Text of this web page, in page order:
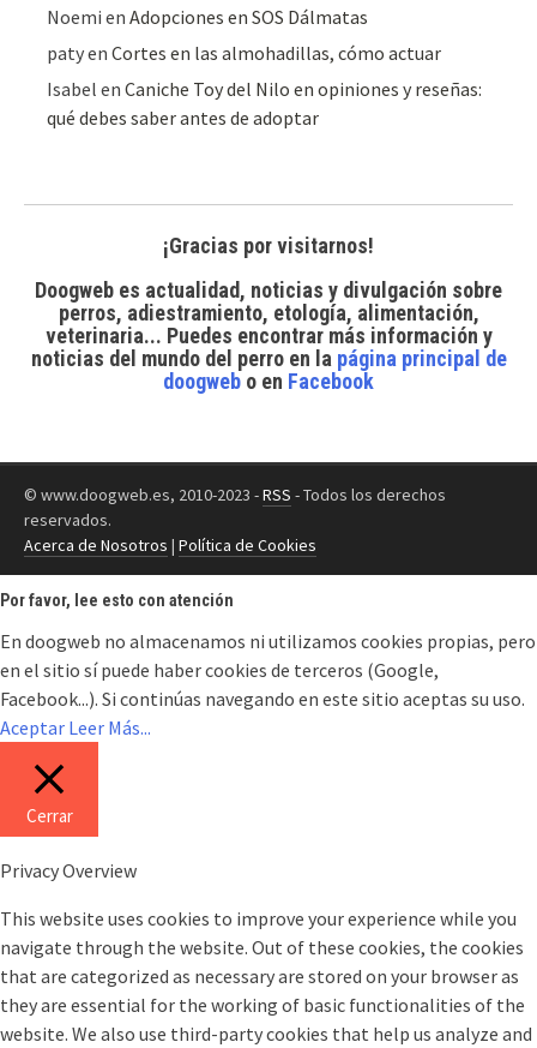
Noemi enAdopciones en SOS Dálmatas
patyenCortes en las almohadillas, cómo actuar
Isabel enCaniche Toy del Nilo en opiniones y reseñas:
qué debes saber antes de adoptar
¡Gracias por visitarnos!
Doogweb es actualidad, noticias y divulgación sobre
perros, adiestramiento, etología, alimentación,
veterinaria... Puedes encontrar más información y
noticias del mundo del perroen la página principal de
doogweb o en Facebook
© www.doogweb.es, 2010-2023 -RSS - Todos los derechos
reservados.
Acerca de Nosotros | Política de Cookies
Por favor, lee esto con atención
En doogweb no almacenamos ni utilizamos cookies propias, pero
en el sitio sí puede haber cookies de terceros (Google,
Facebook...). Si continúas navegando en este sitio aceptas su uso.
Aceptar Leer Más...
Cerrar
Privacy Overview
This website uses cookies to improve your experience while you
navigate through the website. Out of these cookies, the cookies
that are categorized as necessary are stored on your browser as
they are essential for the working of basic functionalities of the
website. We also use third-party cookies that help us analyze and